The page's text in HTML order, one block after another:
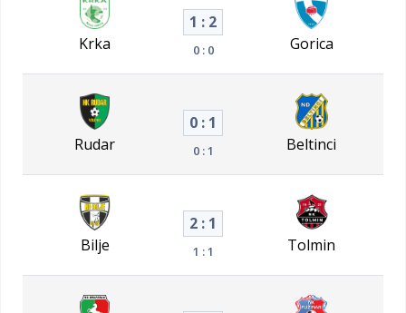
Krka
1 : 2
0 : 0 Gorica
Rudar
0 : 1
0 : 1 Beltinci
Bilje
2 : 1
1 : 1 Tolmin